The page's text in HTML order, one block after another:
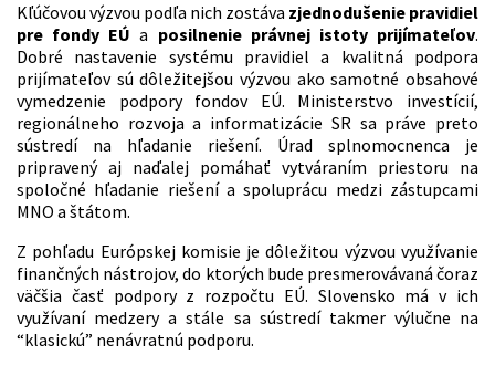
Kľúčovou výzvou podľa nich zostáva zjednodušenie pravidiel
pre fondy EÚ a posilnenie právnej istoty prijímateľov.
Dobré nastavenie systému pravidiel a kvalitná podpora
prijímateľov sú dôležitejšou výzvou ako samotné obsahové
vymedzenie podpory fondov EÚ. Ministerstvo investícií,
regionálneho rozvoja a informatizácie SR sa práve preto
sústredí na hľadanie riešení. Úrad splnomocnenca je
pripravený aj naďalej pomáhať vytváraním priestoru na
spoločné hľadanie riešení a spoluprácu medzi zástupcami
MNO a štátom.
Z pohľadu Európskej komisie je dôležitou výzvou využívanie
finančných nástrojov, do ktorých bude presmerovávaná čoraz
väčšia časť podpory z rozpočtu EÚ. Slovensko má v ich
využívaní medzery a stále sa sústredí takmer výlučne na
“klasickú” nenávratnú podporu.